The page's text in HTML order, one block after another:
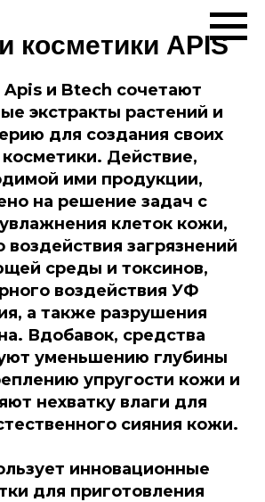
косметики APIS
и Btech сочетают
экстракты растений и
для создания своих
Действие,
ими продукции,
на решение задач с
клеток кожи,
воздействия загрязнений
среды и токсинов,
воздействия УФ
а также разрушения
Вдобавок, средства
уменьшению глубины
упругости кожи и
нехватку влаги для
сияния кожи.
инновационные
для приготовления